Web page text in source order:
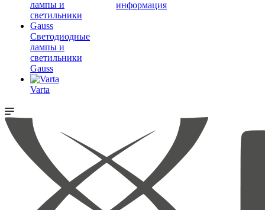
Светодиодные
лампы и
светильники
Gauss
Varta
информация